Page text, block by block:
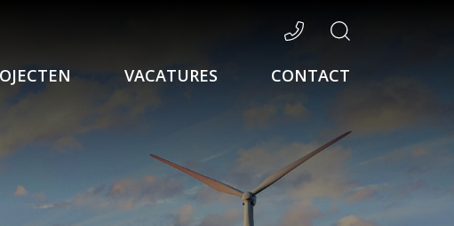
VACATURES CONTACT